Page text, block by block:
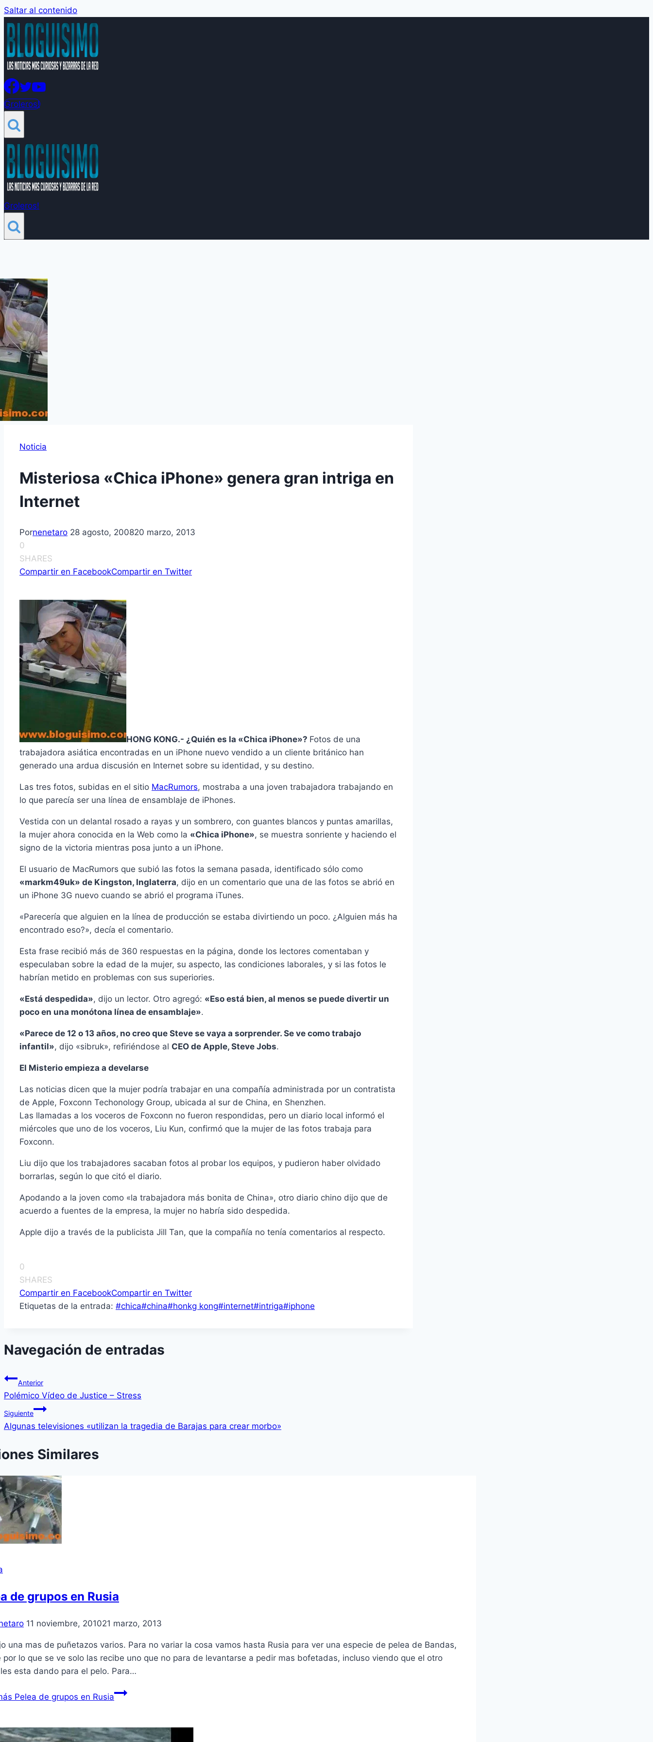
Saltar al contenido
Groleros!
Groleros!
Noticia
Misteriosa «Chica iPhone» genera gran intriga en
Internet
Pornenetaro 28 agosto, 200820 marzo, 2013
0
SHARES
Compartir en FacebookCompartir en Twitter
HONG KONG.- ¿Quién es la «Chica iPhone»? Fotos de una
trabajadora asiática encontradas en un iPhone nuevo vendido a un cliente británico han
generado una ardua discusión en Internet sobre su identidad, y su destino.
Las tres fotos, subidas en el sitio MacRumors, mostraba a una joven trabajadora trabajando en
lo que parecí­a ser una lí­nea de ensamblaje de iPhones.
Vestida con un delantal rosado a rayas y un sombrero, con guantes blancos y puntas amarillas,
la mujer ahora conocida en la Web como la «Chica iPhone», se muestra sonriente y haciendo el
signo de la victoria mientras posa junto a un iPhone.
El usuario de MacRumors que subió las fotos la semana pasada, identificado sólo como
«markm49uk» de Kingston, Inglaterra, dijo en un comentario que una de las fotos se abrió en
un iPhone 3G nuevo cuando se abrió el programa iTunes.
«Parecerí­a que alguien en la lí­nea de producción se estaba divirtiendo un poco. ¿Alguien más ha
encontrado eso?», decí­a el comentario.
Esta frase recibió más de 360 respuestas en la página, donde los lectores comentaban y
especulaban sobre la edad de la mujer, su aspecto, las condiciones laborales, y si las fotos le
habrí­an metido en problemas con sus superiories.
«Está despedida», dijo un lector. Otro agregó: «Eso está bien, al menos se puede divertir un
poco en una monótona lí­nea de ensamblaje».
«Parece de 12 o 13 años, no creo que Steve se vaya a sorprender. Se ve como trabajo
infantil», dijo «sibruk», refiriéndose al CEO de Apple, Steve Jobs.
El Misterio empieza a develarse
Las noticias dicen que la mujer podrí­a trabajar en una compañí­a administrada por un contratista
de Apple, Foxconn Techonology Group, ubicada al sur de China, en Shenzhen.
Las llamadas a los voceros de Foxconn no fueron respondidas, pero un diario local informó el
miércoles que uno de los voceros, Liu Kun, confirmó que la mujer de las fotos trabaja para
Foxconn.
Liu dijo que los trabajadores sacaban fotos al probar los equipos, y pudieron haber olvidado
borrarlas, según lo que citó el diario.
Apodando a la joven como «la trabajadora más bonita de China», otro diario chino dijo que de
acuerdo a fuentes de la empresa, la mujer no habrí­a sido despedida.
Apple dijo a través de la publicista Jill Tan, que la compañí­a no tení­a comentarios al respecto.
0
SHARES
Compartir en FacebookCompartir en Twitter
Etiquetas de la entrada: #chica#china#honkg kong#internet#intriga#iphone
Navegación de entradas
Anterior
Polémico Ví­deo de Justice – Stress
Siguiente
Algunas televisiones «utilizan la tragedia de Barajas para crear morbo»
Similares
de grupos en Rusia
11 noviembre, 201021 marzo, 2013
una mas de puñetazos varios. Para no variar la cosa vamos hasta Rusia para ver una especie de pelea de Bandas,
por lo que se ve solo las recibe uno que no para de levantarse a pedir mas bofetadas, incluso viendo que el otro
esta dando para el pelo. Para…
Pelea de grupos en Rusia